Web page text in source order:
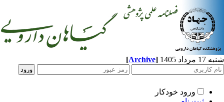
1405
[Archive]
ورود خودکار